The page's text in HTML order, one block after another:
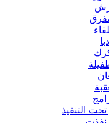
التنفيذ